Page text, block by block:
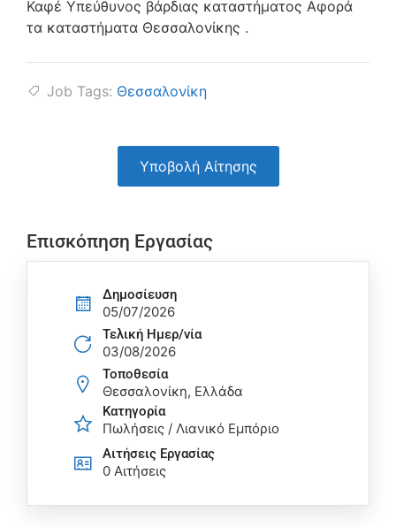
Καφέ Υπεύθυνος βάρδιας καταστήματος Αφορά
τα καταστήματα Θεσσαλονίκης .
Job Tags: Θεσσαλονίκη
Υποβολή Αίτησης
Επισκόπηση Εργασίας
Δημοσίευση
05/07/2026
Τελική Ημερ/νία
03/08/2026
Τοποθεσία
Θεσσαλονίκη, Ελλάδα
Κατηγορία
Πωλήσεις / Λιανικό Εμπόριο
Αιτήσεις Eργασίας
0 Αιτήσεις